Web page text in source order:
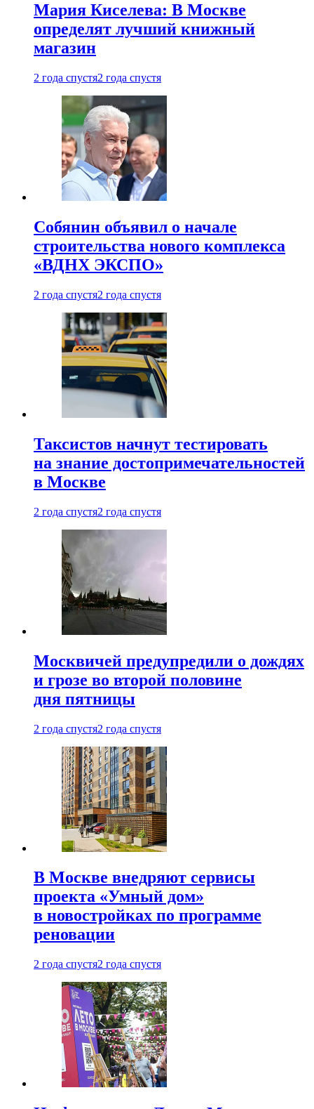
Мария Киселева: В Москве
определят лучший книжный
магазин
2 года спустя2 года спустя
Собянин объявил о начале
строительства нового комплекса
«ВДНХ ЭКСПО»
2 года спустя2 года спустя
Таксистов начнут тестировать
на знание достопримечательностей
в Москве
2 года спустя2 года спустя
Москвичей предупредили о дождях
и грозе во второй половине
дня пятницы
2 года спустя2 года спустя
В Москве внедряют сервисы
проекта «Умный дом»
в новостройках по программе
реновации
2 года спустя2 года спустя